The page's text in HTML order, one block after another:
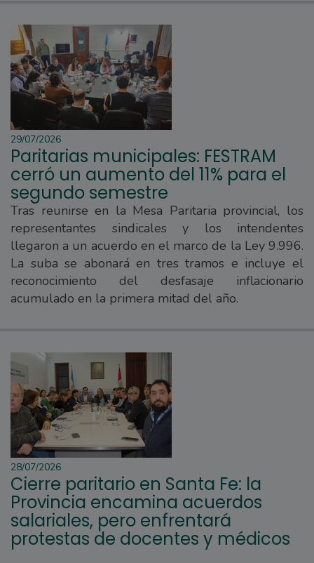
29/07/2026
Paritarias municipales: FESTRAM
cerró un aumento del 11% para el
segundo semestre
Tras reunirse en la Mesa Paritaria provincial, los
representantes sindicales y los intendentes
llegaron a un acuerdo en el marco de la Ley 9.996.
La suba se abonará en tres tramos e incluye el
reconocimiento del desfasaje inflacionario
acumulado en la primera mitad del año.
28/07/2026
Cierre paritario en Santa Fe: la
Provincia encamina acuerdos
salariales, pero enfrentará
protestas de docentes y médicos